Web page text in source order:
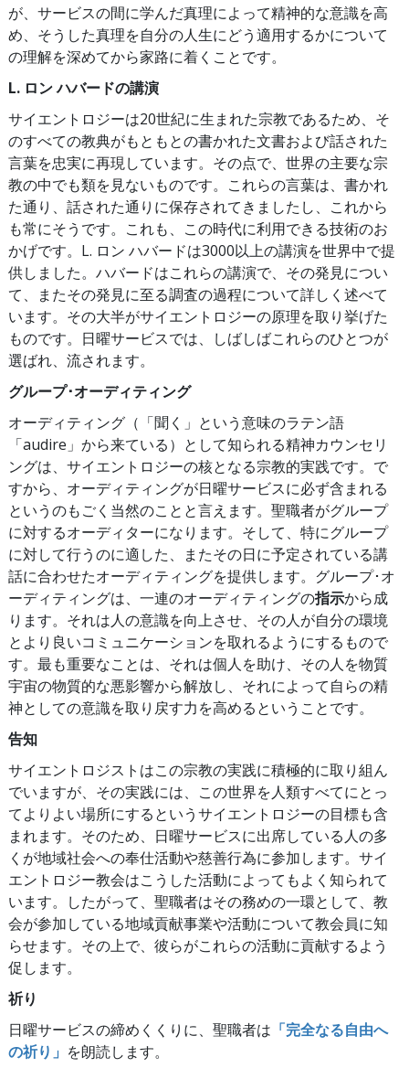
が、サービスの間に学んだ真理によって精神的な意識を高
め、そうした真理を自分の人生にどう適用するかについて
の理解を深めてから家路に着くことです。
L. ロン ハバードの講演
サイエントロジーは20世紀に生まれた宗教であるため、そ
のすべての教典がもともとの書かれた文書および話された
言葉を忠実に再現しています。その点で、世界の主要な宗
教の中でも類を見ないものです。これらの言葉は、書かれ
た通り、話された通りに保存されてきましたし、これから
も常にそうです。これも、この時代に利用できる技術のお
かげです。L. ロン ハバードは3000以上の講演を世界中で提
供しました。ハバードはこれらの講演で、その発見につい
て、またその発見に至る調査の過程について詳しく述べて
います。その大半がサイエントロジーの原理を取り挙げた
ものです。日曜サービスでは、しばしばこれらのひとつが
選ばれ、流されます。
グループ･オーディティング
オーディティング（「聞く」という意味のラテン語
「audire」から来ている）として知られる精神カウンセリ
ングは、サイエントロジーの核となる宗教的実践です。 で
すから、オーディティングが日曜サービスに必ず含まれる
というのもごく当然のことと言えます。聖職者がグループ
に対するオーディターになります。そして、特にグループ
に対して行うのに適した、またその日に予定されている講
話に合わせたオーディティングを提供します。グループ･オ
ーディティングは、一連のオーディティングの指示から成
ります。それは人の意識を向上させ、その人が自分の環境
とより良いコミュニケーションを取れるようにするもので
す。 最も重要なことは、それは個人を助け、その人を物質
宇宙の物質的な悪影響から解放し、それによって自らの精
神としての意識を取り戻す力を高めるということです。
告知
サイエントロジストはこの宗教の実践に積極的に取り組ん
でいますが、その実践には、この世界を人類すべてにとっ
てよりよい場所にするというサイエントロジーの目標も含
まれます。そのため、日曜サービスに出席している人の多
くが地域社会への奉仕活動や慈善行為に参加します。サイ
エントロジー教会はこうした活動によってもよく知られて
います。したがって、聖職者はその務めの一環として、教
会が参加している地域貢献事業や活動について教会員に知
らせます。その上で、彼らがこれらの活動に貢献するよう
促します。
祈り
日曜サービスの締めくくりに、聖職者は 「完全なる自由へ
の祈り」 を朗読します。